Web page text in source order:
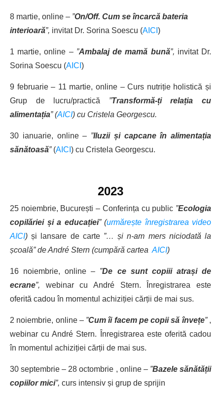
8 martie, online – ”On/Off. Cum se încarcă bateria
interioară”, invitat Dr. Sorina Soescu (AICI )
1 martie, online – ”Ambalaj de mamă bună”, invitat Dr.
Sorina Soescu (AICI )
9 februarie – 11 martie, online –Curs nutriție holistică și
Grup de lucru/practică ”Transformă-ți relația cu
alimentația” (AICI) cu Cristela Georgescu.
30 ianuarie, online – ”Iluzii și capcane în alimentația
sănătoasă” (AICI ) cu Cristela Georgescu.
2023
25 noiembrie, București – Conferința cu public ”Ecologia
copilăriei și a educației” (urmărește înregistrarea video
AICI) și lansare de carte ”… și n-am mers niciodată la
școală”de André Stern (cumpără cartea AICI)
16 noiembrie, online – ”De ce sunt copiii atrași de
ecrane”, webinar cu André Stern. Înregistrarea este
oferită cadou în momentul achiziției cărții de mai sus.
2 noiembrie, online – ”Cum îi facem pe copii să învețe”,
webinar cu André Stern. Înregistrarea este oferită cadou
în momentul achiziției cărții de mai sus.
30 septembrie – 28 octombrie , online– ”Bazele sănătății
copiilor mici”, curs intensiv și grup de sprijin